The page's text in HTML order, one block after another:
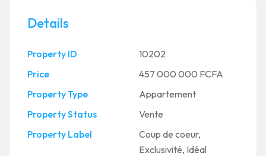
Details
Property ID
10202
Price
457 000 000 FCFA
Property Type
Appartement
Property Status
Vente
Property Label
Coup de coeur,
Exclusivité, Idéal